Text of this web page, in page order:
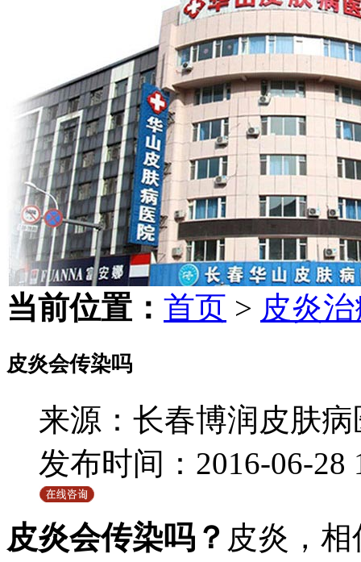
当前位置： 首页 > 皮炎
皮炎会传染吗
来源：长春博润皮肤病
发布时间：2016-06-28
皮炎会传染吗？ 皮炎，